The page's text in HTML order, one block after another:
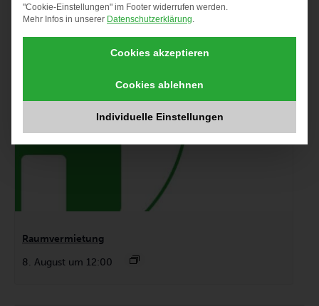
Raumvermietung
8. August um 12:00
"Cookie-Einstellungen" im Footer widerrufen werden.
Mehr Infos in unserer Datenschutzerklärung
Cookies akzeptieren
Cookies ablehnen
Individuelle Einstellungen